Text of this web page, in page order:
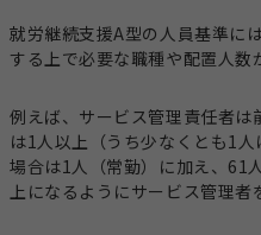
就労継続支援A型の人員基準に
する上で必要な職種や配置人数
例えば、サービス管理責任者
は1人以上（うち少なくとも1
場合は1人（常勤）に加え、61
上になるようにサービス管理者